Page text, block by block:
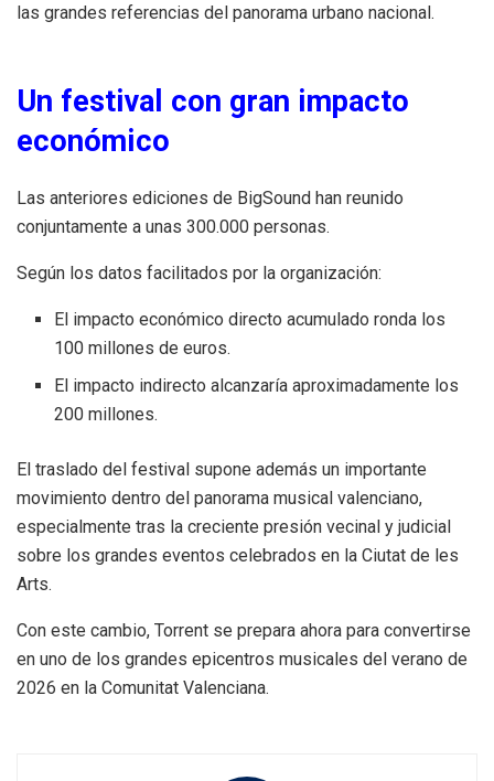
las grandes referencias del panorama urbano nacional.
Un festival con gran impacto
económico
Las anteriores ediciones de BigSound han reunido
conjuntamente a unas 300.000 personas.
Según los datos facilitados por la organización:
El impacto económico directo acumulado ronda los
100 millones de euros.
El impacto indirecto alcanzaría aproximadamente los
200 millones.
El traslado del festival supone además un importante
movimiento dentro del panorama musical valenciano,
especialmente tras la creciente presión vecinal y judicial
sobre los grandes eventos celebrados en la Ciutat de les
Arts.
Con este cambio, Torrent se prepara ahora para convertirse
en uno de los grandes epicentros musicales del verano de
2026 en la Comunitat Valenciana.